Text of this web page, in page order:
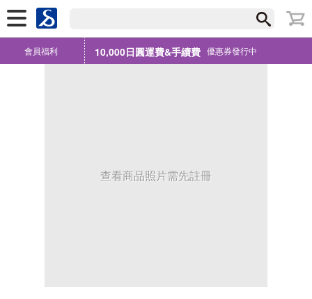
會員福利 10,000日圓運費&手續費 優惠券發行中
查看商品照片需先註冊